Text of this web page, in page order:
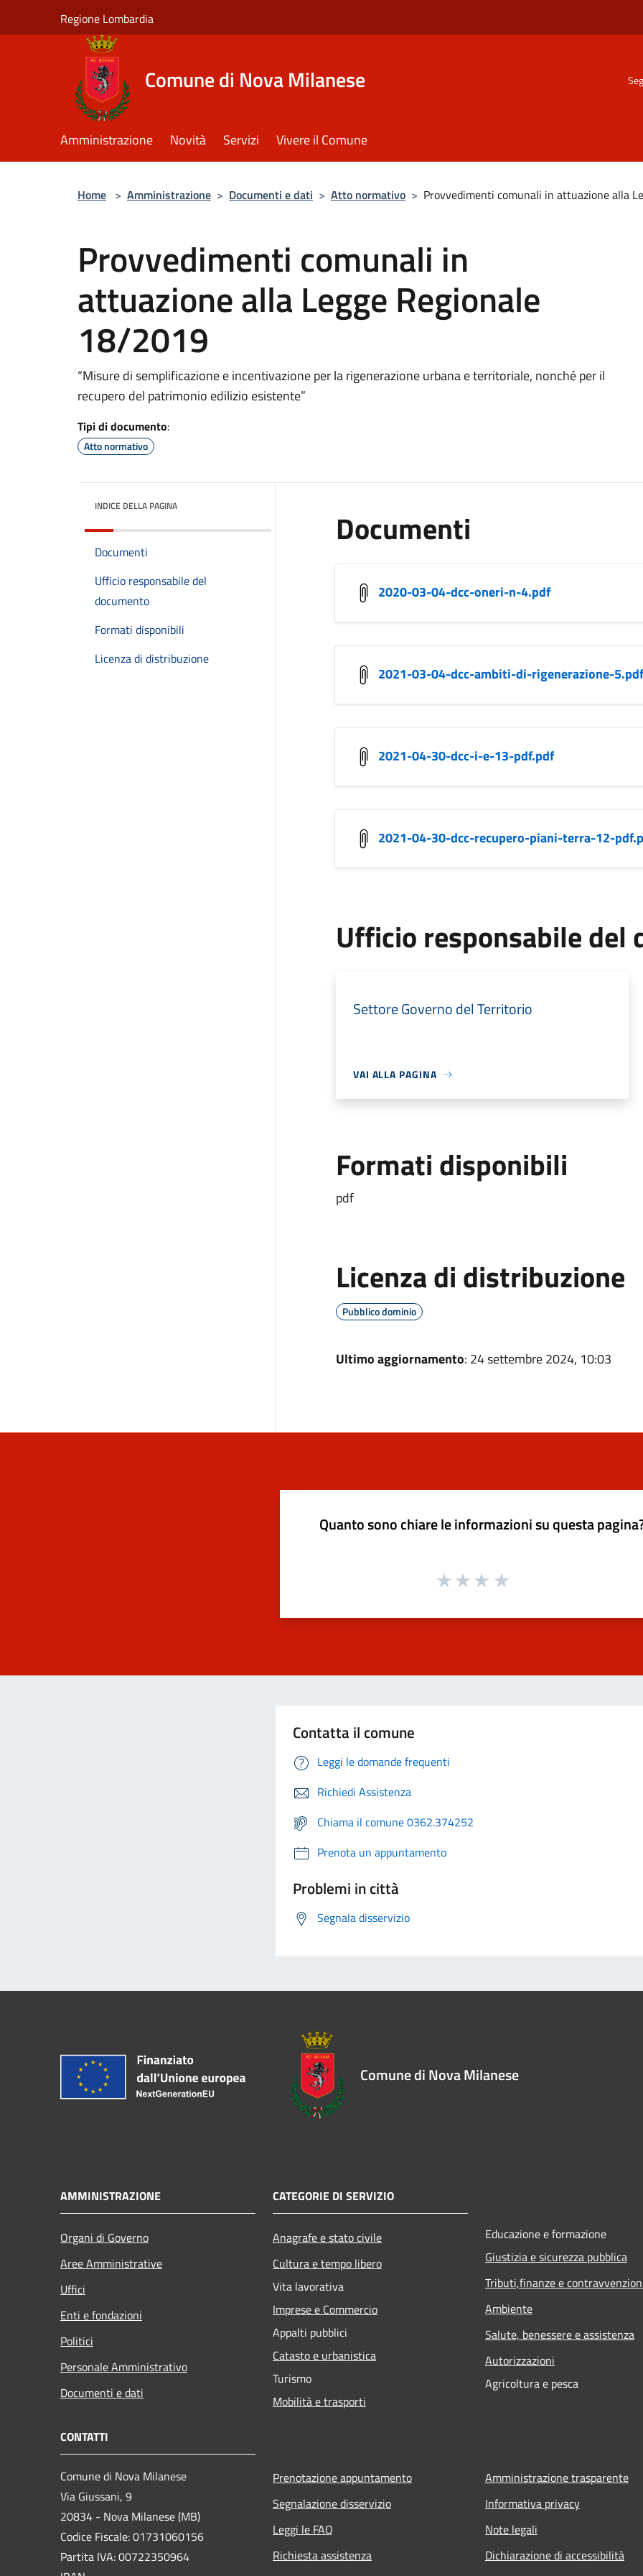
Regione Lombardia
Comune di Nova Milanese
Amministrazione Novità Servizi Vivere il Comune
Home > Amministrazione > Documenti e dati > Atto normativo > Provvedimenti comunali in attuazione alla
Provvedimenti comunali in
attuazione alla Legge Regionale
18/2019
“Misure di semplificazione e incentivazione per la rigenerazione urbana e territoriale, nonché per il
recupero del patrimonio edilizio esistente”
Tipi di documento:
Atto normativo
INDICE DELLA PAGINA
Documenti
Ufficio responsabile del
documento
Formati disponibili
Licenza di distribuzione
Documenti
2020-03-04-dcc-oneri-n-4.pdf
2021-03-04-dcc-ambiti-di-rigenerazione-5.pdf
2021-04-30-dcc-i-e-13-pdf.pdf
2021-04-30-dcc-recupero-piani-terra-12-
Ufficio responsabile del
Settore Governo del Territorio
VAI ALLA PAGINA
Formati disponibili
pdf
Licenza di distribuzione
Pubblico dominio
Ultimo aggiornamento: 24 settembre 2024, 10:03
Quanto sono chiare le informazioni su questa
Contatta il comune
Leggi le domande frequenti
Richiedi Assistenza
Chiama il comune 0362.374252
Prenota un appuntamento
Problemi in città
Segnala disservizio
Comune di Nova Milanese
AMMINISTRAZIONE
Organi di Governo
Aree Amministrative
Uffici
Enti e fondazioni
Politici
Personale Amministrativo
Documenti e dati
CATEGORIE DI SERVIZIO
Anagrafe e stato civile
Cultura e tempo libero
Vita lavorativa
Imprese e Commercio
Appalti pubblici
Catasto e urbanistica
Turismo
Mobilità e trasporti
Educazione e formazione
Giustizia e sicurezza pubblica
Tributi,finanze e
Ambiente
Salute, benessere e assistenza
Autorizzazioni
Agricoltura e pesca
CONTATTI
Comune di Nova Milanese
Via Giussani, 9
20834 - Nova Milanese (MB)
Codice Fiscale: 01731060156
Partita IVA: 00722350964
Prenotazione appuntamento
Segnalazione disservizio
Leggi le FAQ
Richiesta assistenza
Amministrazione trasparente
Informativa privacy
Note legali
Dichiarazione di accessibilità